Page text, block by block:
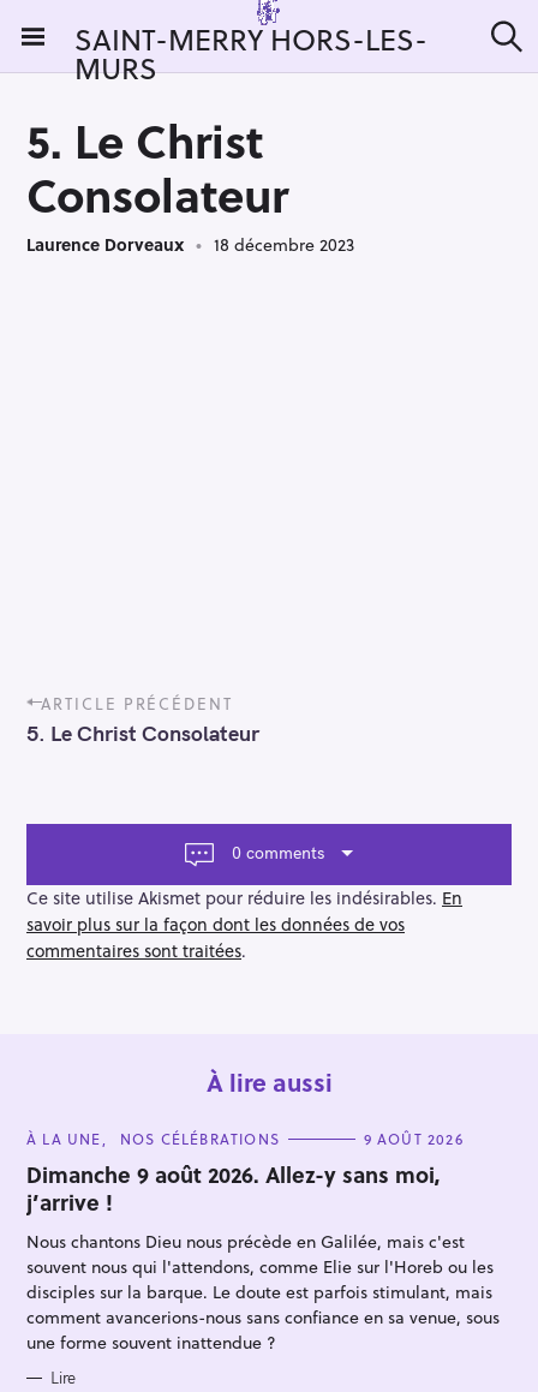
i
SAINT-MERRY HORS-LES-
MURS e
5. Le Christ
Consolateur
Laurence Dorveaux 18 décembre 2023
P
o
s
a
g
a
t
i
ARTICLE PRÉCÉDENT
5. Le Christ Consolateur
0 comments
Ce site utilise Akismet pour réduire les indésirables. En
savoir plus sur la façon dont les données de vos
commentaires sont traitées.
À lire aussi
C
T
E
G
O
R
I
E
S
À LA UNE NOS CÉLÉBRATIONS 9 AOÛT 2026
Dimanche 9 août 2026. Allez-y sans moi,
j’arrive !
Nous chantons Dieu nous précède en Galilée, mais c'est
souvent nous qui l'attendons, comme Elie sur l'Horeb ou les
disciples sur la barque. Le doute est parfois stimulant, mais
comment avancerions-nous sans confiance en sa venue, sous
une forme souvent inattendue ?
Lire
R
e